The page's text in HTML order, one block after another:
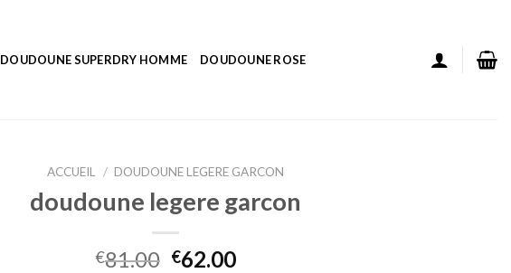
DOUDOUNE SUPERDRY HOMME DOUDOUNE ROSE
ACCUEIL / DOUDOUNE LEGERE GARCON
doudoune legere garcon
€81.00 €62.00